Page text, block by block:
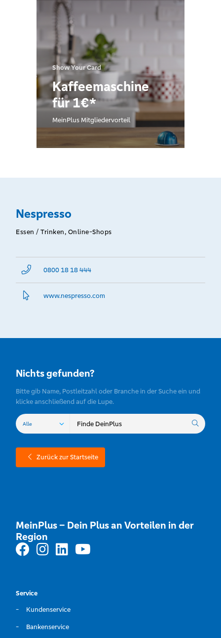
Show Your Card
Kaffeemaschine
für 1€*
MeinPlus Mitgliedervorteil
Nespresso
Essen / Trinken, Online-Shops
0800 18 18 444
www.­nespresso.­com
Nichts gefunden?
Bitte gib Name, Postleitzahl oder Branche in der Suche ein und
klicke anschließend auf die Lupe.
Zurück zur Startseite
MeinPlus – Dein Plus an Vorteilen in der
Region
Service
Kundenservice
Bankenservice